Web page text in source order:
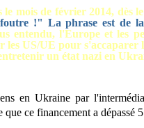
mois de février 2014,
!" La phrase est de
entendu, l'Europe et les
les US/UE pour
un état nazi en
en Ukraine par
que ce financement a